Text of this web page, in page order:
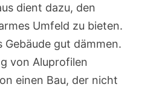
dient dazu, den
Umfeld zu bieten.
Gebäude gut dämmen.
von Aluprofilen
einen Bau, der nicht